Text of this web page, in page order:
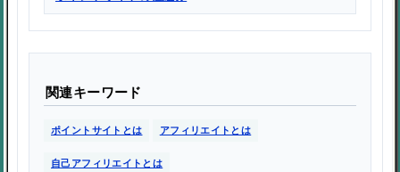
関連キーワード
ポイントサイトとは アフィリエイトとは
自己アフィリエイトとは